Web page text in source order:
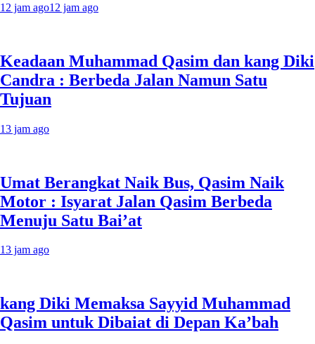
12 jam ago12 jam ago
Keadaan Muhammad Qasim dan kang Diki
Candra : Berbeda Jalan Namun Satu
Tujuan
13 jam ago
Umat Berangkat Naik Bus, Qasim Naik
Motor : Isyarat Jalan Qasim Berbeda
Menuju Satu Bai’at
13 jam ago
kang Diki Memaksa Sayyid Muhammad
Qasim untuk Dibaiat di Depan Ka’bah